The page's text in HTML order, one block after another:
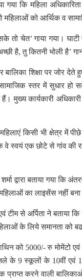
गया कि महिला
महिलाओं को आर्थिक व
तो चेत’ गाया गया।
है, तु कितनी भोली है’
बालिका शिक्षा पर जोर
स्तर में सुधार हो सके
मुख्य कार्यकारी
किसी भी क्षेत्र में
वे स्वयं एक छोटे से गांव
द्वारा बताया गया कि
का लाइसेंस नहीं
टीम से अर्पिता ने
के लिये समानता को
को 5000/- रु मोमेंटो
के 9 स्कूलों के 10वीं एवं
प्राप्त करने वाली